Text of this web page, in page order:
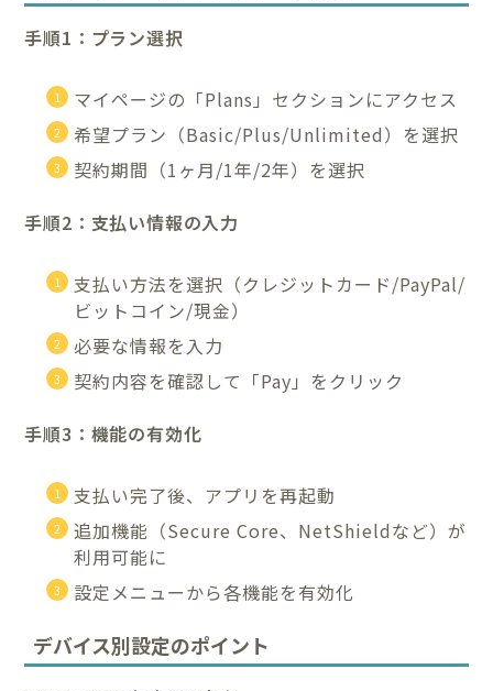
手順1：プラン選択
マイページの「Plans」セクションにアクセス
希望プラン（Basic/Plus/Unlimited）を選択
契約期間（1ヶ月/1年/2年）を選択
手順2：支払い情報の入力
支払い方法を選択（クレジットカード/PayPal/
ビットコイン/現金）
必要な情報を入力
契約内容を確認して「Pay」をクリック
手順3：機能の有効化
支払い完了後、アプリを再起動
追加機能（Secure Core、NetShieldなど）が
利用可能に
設定メニューから各機能を有効化
デバイス別設定のポイント